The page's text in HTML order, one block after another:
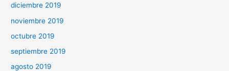
diciembre 2019
noviembre 2019
octubre 2019
septiembre 2019
agosto 2019